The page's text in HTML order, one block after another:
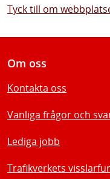
Tyck till om
Om oss
Kontakta oss
Vanliga frågor och
Lediga jobb
Trafikverkets